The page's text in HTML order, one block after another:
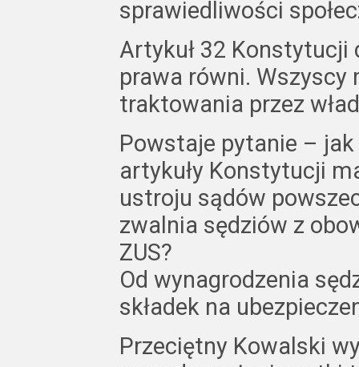
sprawiedliwości
Artykuł 32 Konstytucji
prawa równi. Wszyscy
traktowania przez
Powstaje pytanie –
artykuły Konstytucji
ustroju sądów
zwalnia sędziów z
ZUS?
Od wynagrodzenia
składek na
Przeciętny Kowalski